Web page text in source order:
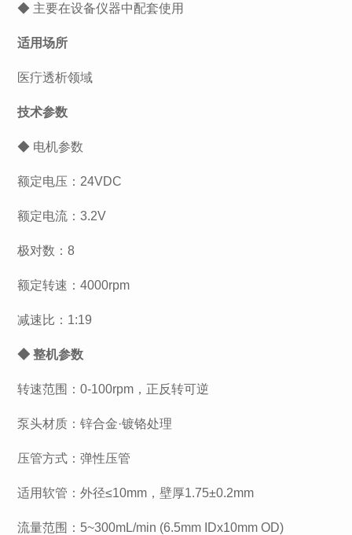
◆ 主要在设备仪器中配套使用
适用场所
医疔透析领域
技术参数
◆ 电机参数
额定电压：24VDC
额定电流：3.2V
极对数：8
额定转速：4000rpm
减速比：1:19
◆ 整机参数
转速范围：0-100rpm，正反转可逆
泵头材质：锌合金·镀铬处理
压管方式：弹性压管
适用软管：外径≤10mm，壁厚1.75±0.2mm
流量范围：5~300mL/min (6.5mm IDx10mm OD)